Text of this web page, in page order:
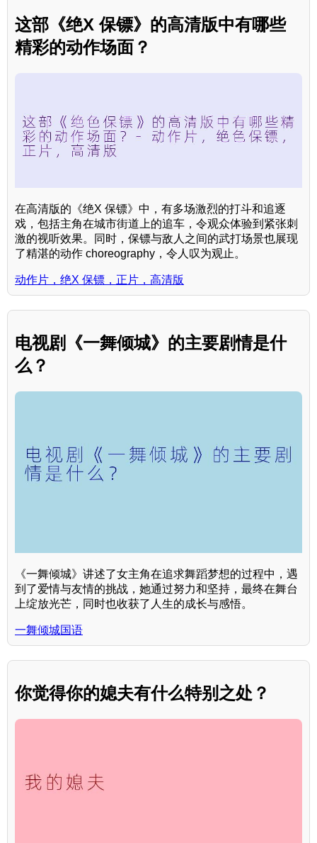
这部《绝X 保镖》的高清版中有哪些
精彩的动作场面？
在高清版的《绝X 保镖》中，有多场激烈的打斗和追逐
戏，包括主角在城市街道上的追车，令观众体验到紧张刺
激的视听效果。同时，保镖与敌人之间的武打场景也展现
了精湛的动作 choreography，令人叹为观止。
动作片，绝X 保镖，正片，高清版
电视剧《一舞倾城》的主要剧情是什
么？
《一舞倾城》讲述了女主角在追求舞蹈梦想的过程中，遇
到了爱情与友情的挑战，她通过努力和坚持，最终在舞台
上绽放光芒，同时也收获了人生的成长与感悟。
一舞倾城国语
你觉得你的媳夫有什么特别之处？